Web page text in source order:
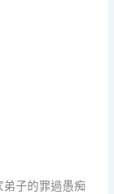
子的罪過愚痴